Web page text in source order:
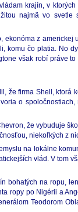
krajín, v
najmä vo svetle
z americkej
komu čo platia. No
však robí práve
že firma Shell, ktorá
o
že vybuduje
niekoľkých z
na lokálne
vlád. V tom
bohatých na ropu,
ropy po Nigérii a
Teodorom